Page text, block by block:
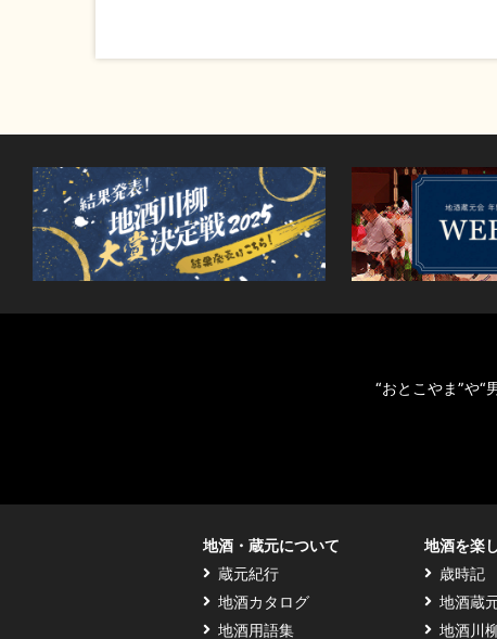
“おとこやま”や“
地酒・蔵元について
蔵元紀行
地酒カタログ
地酒用語集
地酒を楽
歳時記
地酒蔵
地酒川